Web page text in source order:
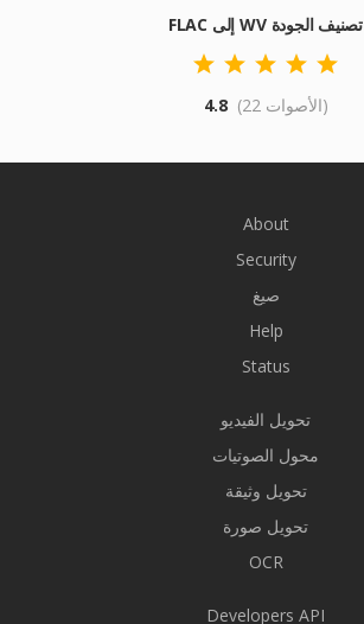
FLAC إلى WV تصنيف الجودة
4.8 (22 الأصوات)
About
Security
صيغ
Help
Status
تحويل الفيديو
محول الصوتيات
تحويل وثيقة
تحويل صورة
OCR
Developers API